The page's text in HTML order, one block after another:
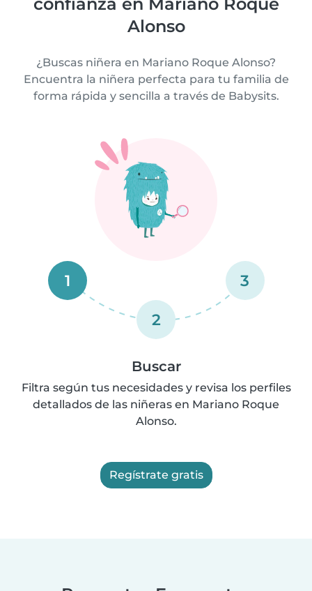
Alonso
¿Buscas niñera en Mariano Roque Alonso?
Encuentra la niñera perfecta para tu familia de
forma rápida y sencilla a través de Babysits.
1
2
3
Buscar
Filtra según tus necesidades y revisa los perfiles
detallados de las niñeras en Mariano Roque
Alonso.
Regístrate gratis